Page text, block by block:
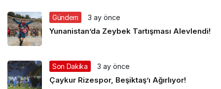
Gündem 3 ay önce
Yunanistan’da Zeybek Tartışması Alevlendi!
Son Dakika 3 ay önce
Çaykur Rizespor, Beşiktaş’ı Ağırlıyor!